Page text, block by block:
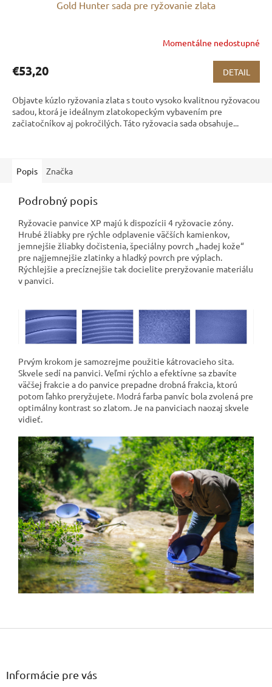
Gold Hunter sada pre ryžovanie zlata
Momentálne nedostupné
€53,20 DETAIL
Objavte kúzlo ryžovania zlata s touto vysoko kvalitnou ryžovacou
sadou, ktorá je ideálnym zlatokopeckým vybavením pre
začiatočníkov aj pokročilých. Táto ryžovacia sada obsahuje...
Popis Značka
Podrobný popis
Ryžovacie panvice XP majú k dispozícii 4 ryžovacie zóny.
Hrubé žliabky pre rýchle odplavenie väčších kamienkov,
jemnejšie žliabky dočistenia, špeciálny povrch „hadej kože“
pre najjemnejšie zlatinky a hladký povrch pre výplach.
Rýchlejšie a precíznejšie tak docielite preryžovanie materiálu
v panvici.
Prvým krokom je samozrejme použitie kátrovacieho sita.
Skvele sedí na panvici. Veľmi rýchlo a efektívne sa zbavíte
väčšej frakcie a do panvice prepadne drobná frakcia, ktorú
potom ľahko preryžujete. Modrá farba panvíc bola zvolená pre
optimálny kontrast so zlatom. Je na panviciach naozaj skvele
vidieť.
Informácie pre vás